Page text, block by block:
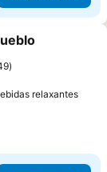
relaxantesVer